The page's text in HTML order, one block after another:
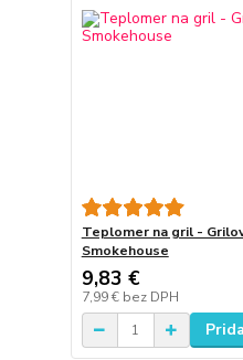
Teplomer na gril -
Smokehouse
9,83 €
7,99 € bez DPH